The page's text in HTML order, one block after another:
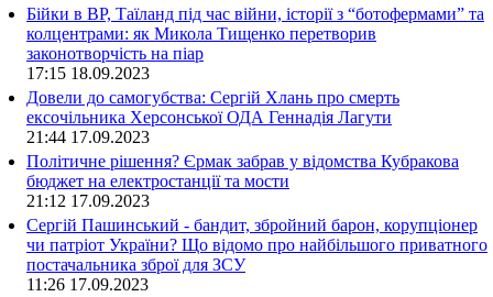
Бійки в ВР, Таїланд під час війни, історії з “ботофермами” та
колцентрами: як Микола Тищенко перетворив
законотворчість на піар
17:15 18.09.2023
Довели до самогубства: Сергій Хлань про смерть
ексочільника Херсонської ОДА Геннадія Лагути
21:44 17.09.2023
Політичне рішення? Єрмак забрав у відомства Кубракова
бюджет на електростанції та мости
21:12 17.09.2023
Сергій Пашинський - бандит, збройний барон, корупціонер
чи патріот України? Що відомо про найбільшого приватного
постачальника зброї для ЗСУ
11:26 17.09.2023